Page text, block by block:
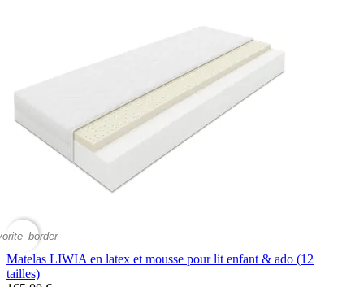
Matelas LIWIA en latex et mousse pour lit enfant & ado (12
tailles)